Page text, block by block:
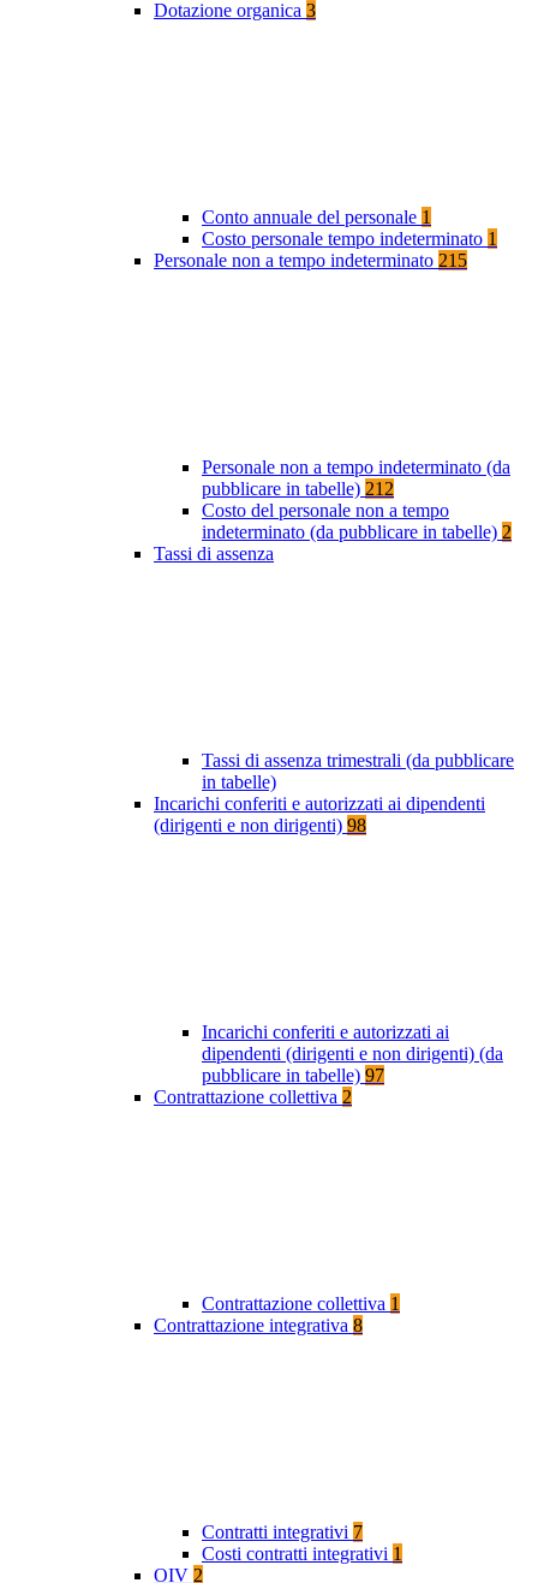
Dotazione organica 3
Conto annuale del personale 1
Costo personale tempo indeterminato 1
Personale non a tempo indeterminato 215
Personale non a tempo indeterminato (da
pubblicare in tabelle) 212
Costo del personale non a tempo
indeterminato (da pubblicare in tabelle) 2
Tassi di assenza
Tassi di assenza trimestrali (da pubblicare
in tabelle)
Incarichi conferiti e autorizzati ai dipendenti
(dirigenti e non dirigenti) 98
Incarichi conferiti e autorizzati ai
dipendenti (dirigenti e non dirigenti) (da
pubblicare in tabelle) 97
Contrattazione collettiva 2
Contrattazione collettiva 1
Contrattazione integrativa 8
Contratti integrativi 7
Costi contratti integrativi 1
OIV 2